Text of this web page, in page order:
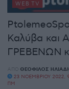
WEB TV
Καλύβα και
ΓΡΕΒΕΝΩΝ
ΑΠΌ ΘΕΌΦΙΛΟΣ
23 ΝΟΕΜΒΡΊΟΥ 2022,
ΠΜ